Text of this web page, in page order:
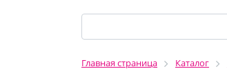
Главная страница Каталог